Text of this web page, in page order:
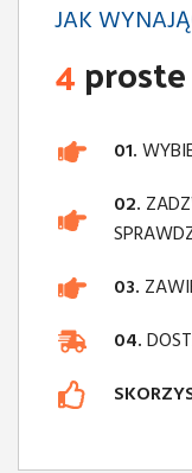
JAK
4
01.
02.
03.
04.